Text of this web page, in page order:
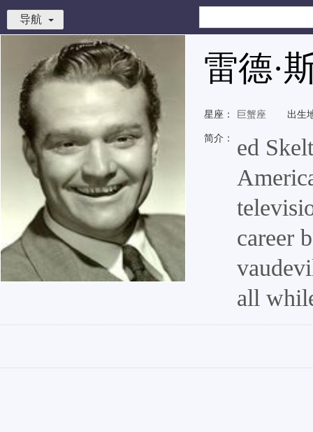
导航
雷德·
星座： 巨蟹座 出生
简介：
ed
career
all